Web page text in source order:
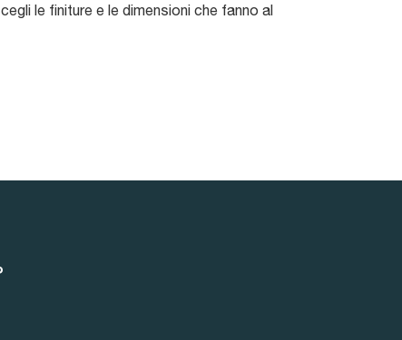
le finiture e le dimensioni che fanno al